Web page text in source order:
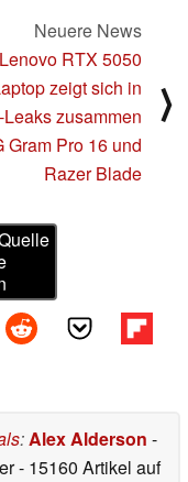
Neuere News
Lenovo RTX 5050
zeigt sich in
zusammen
Gram Pro 16 und
Razer Blade
⟩
:Alex Alderson -
- 15160 Artikel auf